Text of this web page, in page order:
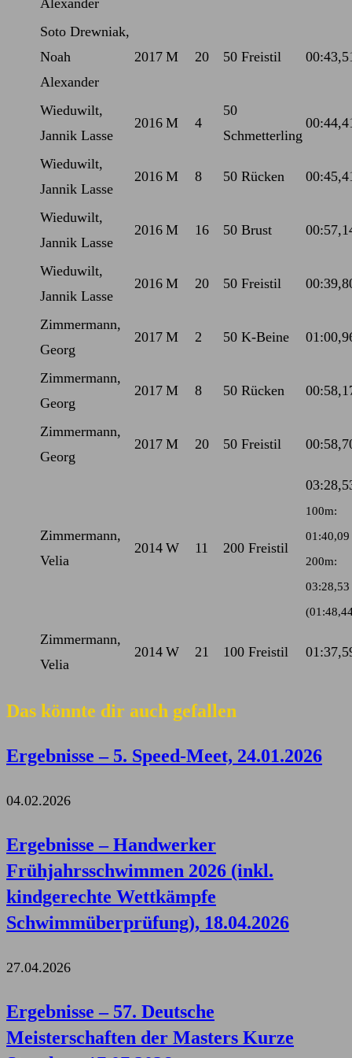
Alexander
Soto Drewniak,
Noah
Alexander
2017 M 20 50 Freistil
Wieduwilt,
Jannik Lasse
2016 M 4
50
Schmetterling
Wieduwilt,
Jannik Lasse
2016 M 8 50 Rücken
Wieduwilt,
Jannik Lasse
2016 M 16 50 Brust
Wieduwilt,
Jannik Lasse
2016 M 20 50 Freistil
Zimmermann,
Georg
2017 M 2 50 K-Beine
Zimmermann,
Georg
2017 M 8 50 Rücken
Zimmermann,
Georg
2017 M 20 50 Freistil
Zimmermann,
Velia
2014 W 11 200 Freistil
100m:
01:40,09
200m:
03:28,53
Zimmermann,
Velia
2014 W 21 100 Freistil
Das könnte dir auch gefallen
Ergebnisse – 5. Speed-Meet, 24.01.2026
04.02.2026
Ergebnisse – Handwerker
Frühjahrsschwimmen 2026 (inkl.
kindgerechte Wettkämpfe
Schwimmüberprüfung), 18.04.2026
27.04.2026
Ergebnisse – 57. Deutsche
Meisterschaften der Masters Kurze